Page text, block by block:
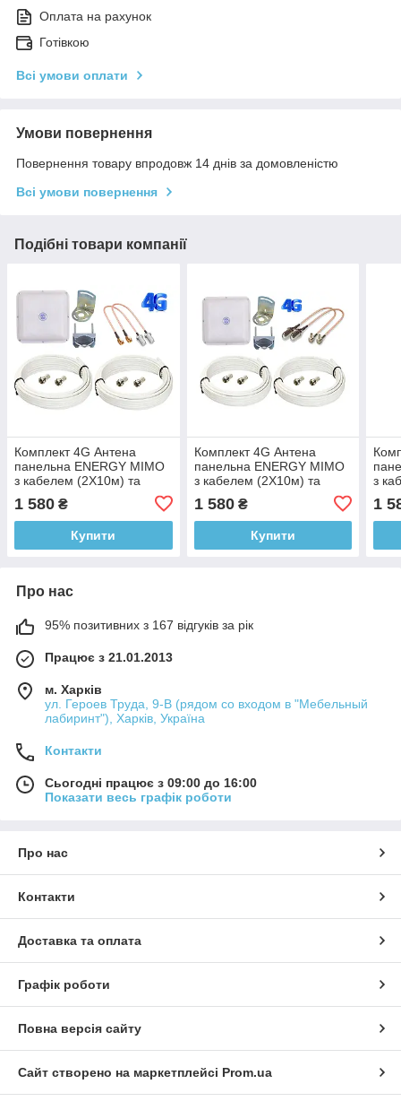
Оплата на рахунок
Готівкою
Всі умови оплати
Умови повернення
Повернення товару впродовж 14 днів за домовленістю
Всі умови повернення
Подібні товари компанії
Комплект 4G Антена
панельна ENERGY MIMO
з кабелем (2Х10м) та
перехiдники SMA — 2 шт.
1 580 ₴
Купити
Комплект 4G Антена
панельна ENERGY MIMO
з кабелем (2Х10м) та
1 580₴
Купити
з
1
Про нас
95% позитивних з 167 відгуків за рік
Працює з 21.01.2013
м. Харків
ул. Героев Труда, 9-В (рядом со входом в "Мебельный
лабиринт"), Харків, Україна
Контакти
Сьогодні працює з 09:00 до 16:00
Показати весь графік роботи
Про нас
Контакти
Доставка та оплата
Графік роботи
Повна версія сайту
Сайт створено на маркетплейсі Prom.ua